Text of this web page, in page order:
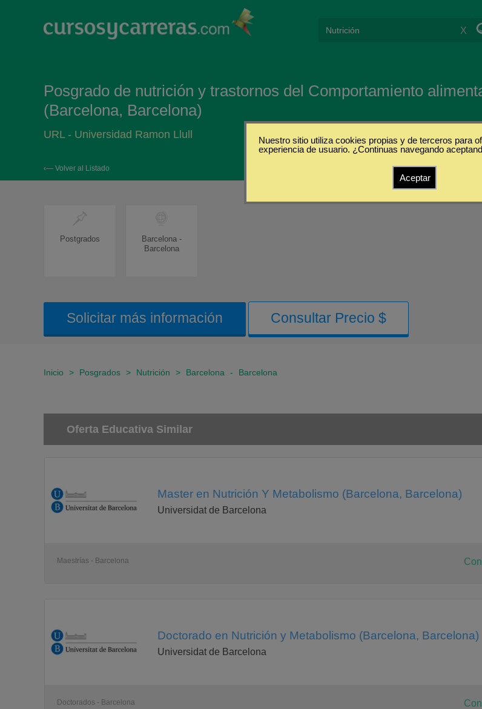
X
Posgrado de nutrición y trastornos del Comportamiento
(Barcelona, Barcelona)
URL - Universidad Ramon Llull
‹— Volver al Listado
Postgrados
Barcelona -
Barcelona
Solicitar más información Consultar Precio $
Inicio > Posgrados > Nutrición > Barcelona - Barcelona
Oferta Educativa Similar
Master en Nutrición Y Metabolismo (Barcelona, Barcelona)
Universidat de Barcelona
Maestrías - Barcelona
Doctorado en Nutrición y Metabolismo (Barcelona, Barcelona)
Universidat de Barcelona
Doctorados - Barcelona
Nuestro sitio utiliza cookies propias y de terceros para
experiencia de usuario. ¿Continuas navegando
Aceptar